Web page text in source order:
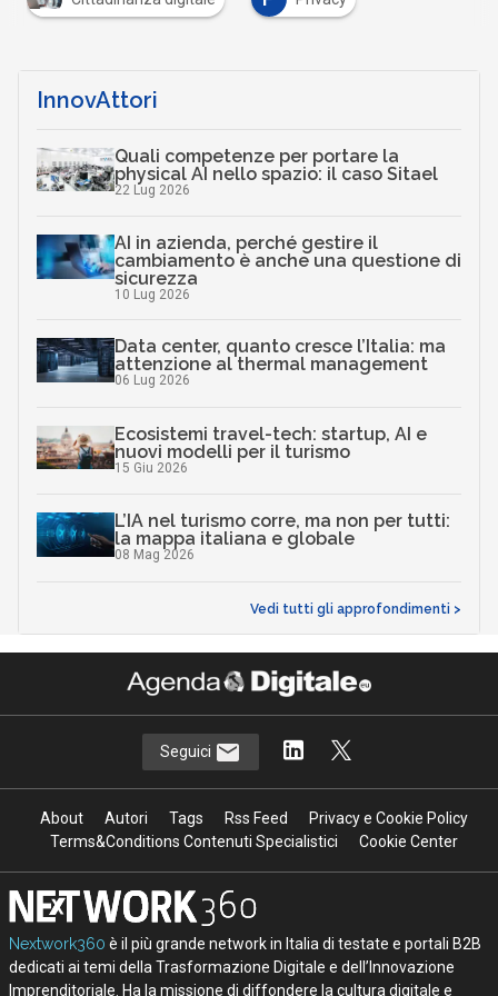
InnovAttori
Quali competenze per portare la
physical AI nello spazio: il caso Sitael
22 Lug 2026
AI in azienda, perché gestire il
cambiamento è anche una questione di
sicurezza
10 Lug 2026
Data center, quanto cresce l’Italia: ma
attenzione al thermal management
06 Lug 2026
Ecosistemi travel-tech: startup, AI e
nuovi modelli per il turismo
15 Giu 2026
L’IA nel turismo corre, ma non per tutti:
la mappa italiana e globale
08 Mag 2026
Vedi tutti gli approfondimenti >
Seguici
About Autori Tags Rss Feed
Privacy e Cookie Policy
Terms&Conditions Contenuti Specialistici
Cookie Center
Nextwork360 è il più grande network in Italia di testate e portali B2B
dedicati ai temi della Trasformazione Digitale e dell’Innovazione
Imprenditoriale. Ha la missione di diffondere la cultura digitale e